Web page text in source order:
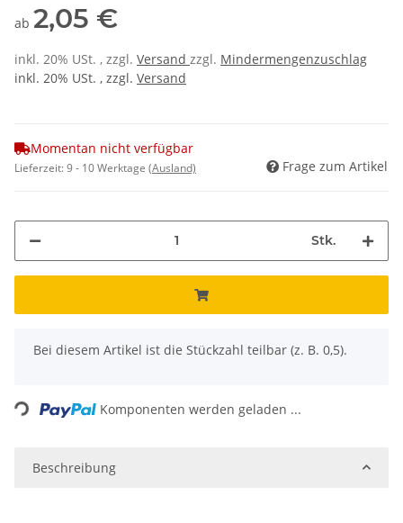
ab 2,05 €
inkl. 20% USt. , zzgl. Versand zzgl. Mindermengenzuschlag
inkl. 20% USt. , zzgl. Versand
Momentan nicht verfügbar
Lieferzeit:9 - 10 Werktage (Ausland) Frage zum Artikel
Stk.
x
Bei diesem Artikel ist die Stückzahl teilbar (z. B. 0,5).
Loading... Komponenten werden geladen ...
Beschreibung